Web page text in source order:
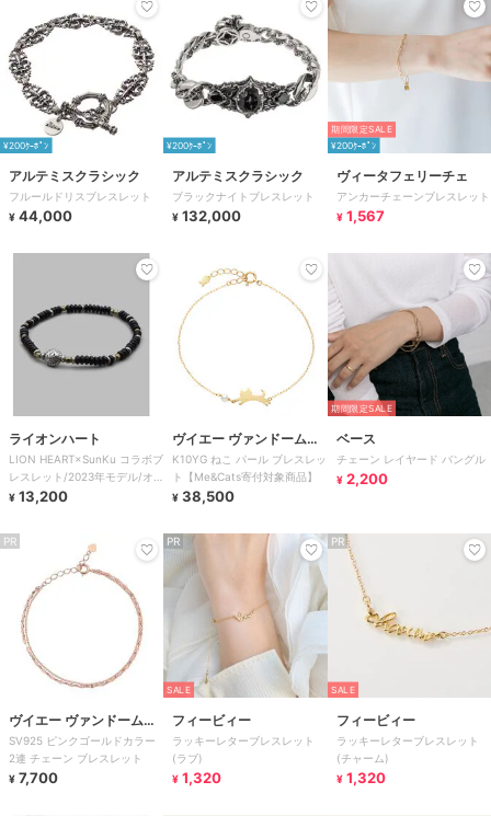
¥200ｸｰﾎﾟﾝ
アルテミスクラシック
フルールドリスブレスレット
¥ 44,000
¥200ｸｰﾎﾟﾝ
アルテミスクラシック
ブラックナイトブレスレット
¥ 132,000
期間限定SALE
¥200ｸｰﾎﾟﾝ
ヴィータフェリーチェ
アンカーチェーンブレスレット
¥ 1,567
ライオンハート
LION HEART×SunKu コラボブ
レスレット/2023年モデル/オ
ニキス
¥ 13,200
ヴイエー ヴァンドーム青
山
K10YG ねこ パール ブレスレッ
ト【Me&Cats寄付対象商品】
¥ 38,500
期間限定SALE
ベース
チェーン レイヤード バングル
¥ 2,200
PR
ヴイエー ヴァンドーム青
山
SV925 ピンクゴールドカラー
2連 チェーン ブレスレット
¥ 7,700
PR
SALE
フィービィー
ラッキーレターブレスレット
(ラブ)
¥ 1,320
PR
SALE
フィービィー
ラッキーレターブレスレット
(チャーム)
¥ 1,320